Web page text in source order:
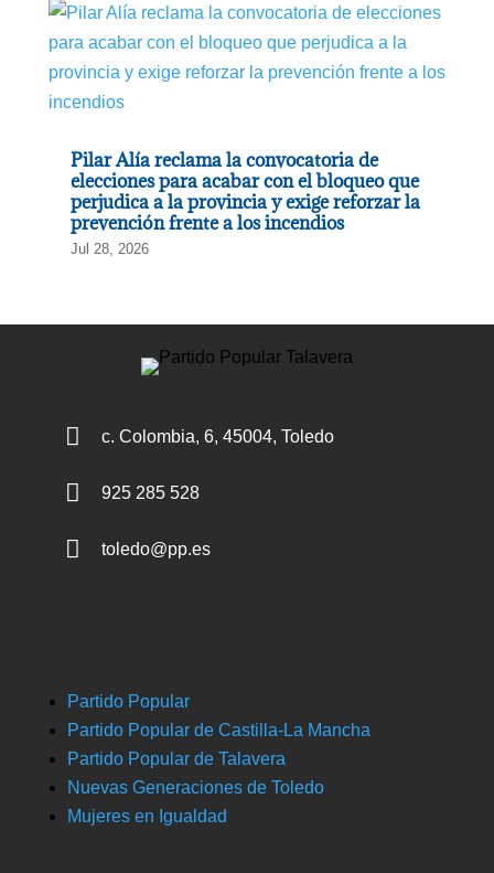
Pilar Alía reclama la convocatoria de
elecciones para acabar con el bloqueo que
perjudica a la provincia y exige reforzar la
prevención frente a los incendios
Jul 28, 2026
 c. Colombia, 6, 45004, Toledo
 925 285 528
 toledo@pp.es
Partido Popular
Partido Popular de Castilla-La Mancha
Partido Popular de Talavera
Nuevas Generaciones de Toledo
Mujeres en Igualdad